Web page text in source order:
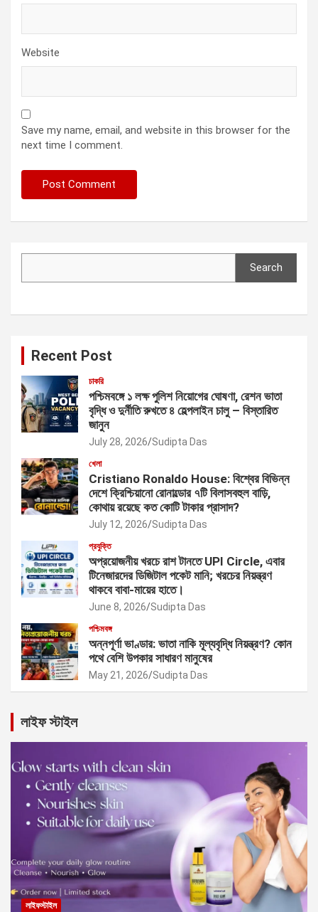
Website
Save my name, email, and website in this browser for the
next time I comment.
Search
Recent Post
চাকরি
পশ্চিমবঙ্গে ১ লক্ষ পুলিশ নিয়োগের ঘোষণা, রেশন ভাতা
বৃদ্ধি ও দুর্নীতি রুখতে ৪ হেল্পলাইন চালু – বিস্তারিত
জানুন
July 28, 2026 Sudipta Das
খেলা
Cristiano Ronaldo House: বিশ্বের বিভিন্ন
দেশে ক্রিশ্চিয়ানো রোনাল্ডোর ৭টি বিলাসবহুল বাড়ি,
কোথায় রয়েছে কত কোটি টাকার প্রাসাদ?
July 12, 2026 Sudipta Das
প্রযুক্তি
অপ্রয়োজনীয় খরচে রাশ টানতে UPI Circle, এবার
টিনেজারদের ডিজিটাল পকেট মানি; খরচের নিয়ন্ত্রণ
থাকবে বাবা-মায়ের হাতে।
June 8, 2026 Sudipta Das
পশ্চিমবঙ্গ
অন্নপূর্ণা ভাণ্ডার: ভাতা নাকি মূল্যবৃদ্ধি নিয়ন্ত্রণ? কোন
পথে বেশি উপকার সাধারণ মানুষের
May 21, 2026 Sudipta Das
লাইফ স্টাইল
লাইফস্টাইল